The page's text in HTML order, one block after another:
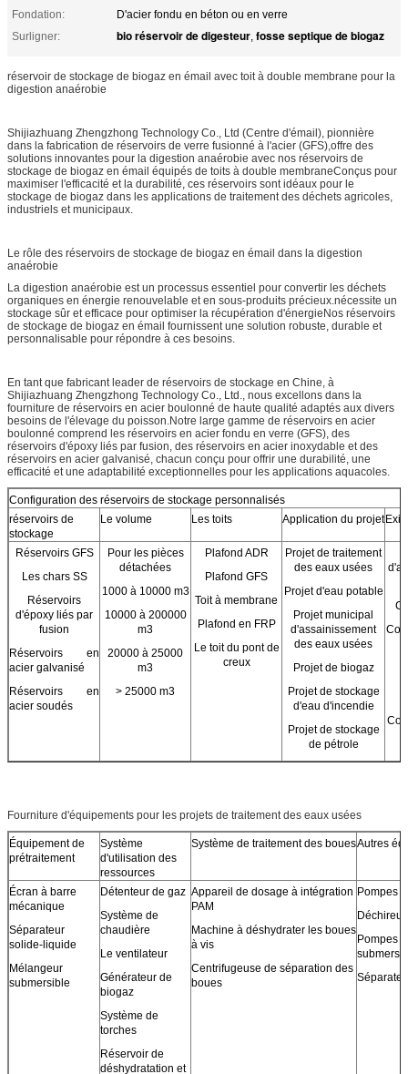
Fondation:
D'acier fondu en béton ou en verre
Surligner:
bio réservoir de digesteur, fosse septique de biogaz
réservoir de stockage de biogaz en émail avec toit à double membrane pour la
digestion anaérobie
Shijiazhuang Zhengzhong Technology Co., Ltd (Centre d'émail), pionnière
dans la fabrication de réservoirs de verre fusionné à l'acier (GFS),offre des
solutions innovantes pour la digestion anaérobie avec nos réservoirs de
stockage de biogaz en émail équipés de toits à double membraneConçus pour
maximiser l'efficacité et la durabilité, ces réservoirs sont idéaux pour le
stockage de biogaz dans les applications de traitement des déchets agricoles,
industriels et municipaux.
Le rôle des réservoirs de stockage de biogaz en émail dans la digestion
anaérobie
La digestion anaérobie est un processus essentiel pour convertir les déchets
organiques en énergie renouvelable et en sous-produits précieux.nécessite un
stockage sûr et efficace pour optimiser la récupération d'énergieNos réservoirs
de stockage de biogaz en émail fournissent une solution robuste, durable et
personnalisable pour répondre à ces besoins.
En tant que fabricant leader de réservoirs de stockage en Chine, à
Shijiazhuang Zhengzhong Technology Co., Ltd., nous excellons dans la
fourniture de réservoirs en acier boulonné de haute qualité adaptés aux divers
besoins de l'élevage du poisson.Notre large gamme de réservoirs en acier
boulonné comprend les réservoirs en acier fondu en verre (GFS), des
réservoirs d'époxy liés par fusion, des réservoirs en acier inoxydable et des
réservoirs en acier galvanisé, chacun conçu pour offrir une durabilité, une
efficacité et une adaptabilité exceptionnelles pour les applications aquacoles.
Configuration des réservoirs de stockage personnalisés
réservoirs de
stockage
Le volume Les toits Application du projet
Réservoirs GFS
Les chars SS
Réservoirs
d'époxy liés par
fusion
Réservoirs en
acier galvanisé
Réservoirs en
acier soudés
Pour les pièces
détachées
1000 à 10000 m3
10000 à 200000
m3
20000 à 25000
m3
> 25000 m3
Plafond ADR
Plafond GFS
Toit à membrane
Plafond en FRP
Le toit du pont de
creux
Projet de traitement
des eaux usées
Projet d'eau potable
Projet municipal
d'assainissement
des eaux usées
Projet de biogaz
Projet de stockage
d'eau d'incendie
Projet de stockage
de pétrole
Fourniture d'équipements pour les projets de traitement des eaux usées
Équipement de
prétraitement
Système
d'utilisation des
ressources
Système de traitement des bouesAutres
Écran à barre
mécanique
Séparateur
solide-liquide
Mélangeur
submersible
Détenteur de gaz
Système de
chaudière
Le ventilateur
Générateur de
biogaz
Système de
torches
Réservoir de
déshydratation et
Appareil de dosage à intégration
PAM
Machine à déshydrater les boues
à vis
Centrifugeuse de séparation des
boues
Pompes
Pompes